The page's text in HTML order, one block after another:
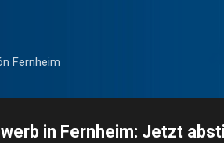
Fernheim
in Fernheim: Jetzt